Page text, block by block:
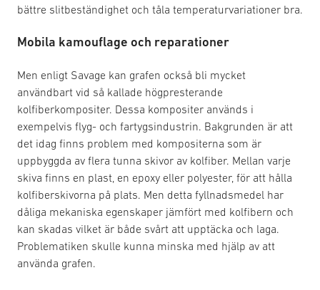
bättre slitbeständighet och tåla temperaturvariationer bra.
Mobila kamouflage och reparationer
Men enligt Savage kan grafen också bli mycket
användbart vid så kallade högpresterande
kolfiberkompositer. Dessa kompositer används i
exempelvis flyg- och fartygsindustrin. Bakgrunden är att
det idag finns problem med kompositerna som är
uppbyggda av flera tunna skivor av kolfiber. Mellan varje
skiva finns en plast, en epoxy eller polyester, för att hålla
kolfiberskivorna på plats. Men detta fyllnadsmedel har
dåliga mekaniska egenskaper jämfört med kolfibern och
kan skadas vilket är både svårt att upptäcka och laga.
Problematiken skulle kunna minska med hjälp av att
använda grafen.